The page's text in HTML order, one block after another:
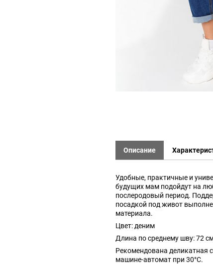
Описание
Удобные, практичные и
будущих мам подойдут на
послеродовый период.
посадкой под живот
материала.
Цвет: деним
Длина по среднему шву: 72
Рекомендована деликатная
машине-автомат при 30°C.